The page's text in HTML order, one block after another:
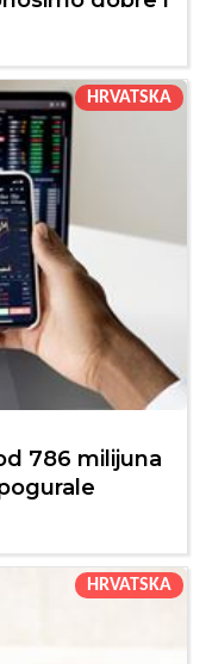
HRVATSKA
786 milijuna
HRVATSKA